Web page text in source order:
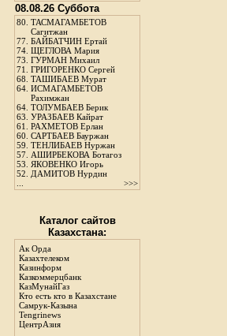
08.08.26 Суббота
80. ТАСМАГАМБЕТОВ
Сагитжан
77. БАЙБАТЧИН Ертай
74. ЩЕГЛОВА Мария
73. ГУРМАН Михаил
71. ГРИГОРЕНКО Сергей
68. ТАШИБАЕВ Мурат
64. ИСМАГАМБЕТОВ
Рахимжан
64. ТОЛУМБАЕВ Берик
63. УРАЗБАЕВ Кайрат
61. РАХМЕТОВ Ерлан
60. САРТБАЕВ Бауржан
59. ТЕНЛИБАЕВ Нуржан
57. АШИРБЕКОВА Ботагоз
53. ЯКОВЕНКО Игорь
52. ДАМИТОВ Нурдин
>>>
Каталог сайтов
Казахстана:
Ак Орда
Казахтелеком
Казинформ
Казкоммерцбанк
КазМунайГаз
Кто есть кто в Казахстане
Самрук-Казына
Tengrinews
ЦентрАзия